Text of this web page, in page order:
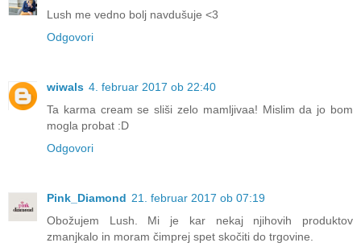
Lush me vedno bolj navdušuje <3
Odgovori
wiwals 4. februar 2017 ob 22:40
Ta karma cream se sliši zelo mamljivaa! Mislim da jo bom
mogla probat :D
Odgovori
Pink_Diamond 21. februar 2017 ob 07:19
Obožujem Lush. Mi je kar nekaj njihovih produktov
zmanjkalo in moram čimprej spet skočiti do trgovine.